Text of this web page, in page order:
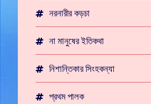
নরনারীর কড়চা
না মানুষের ইতিকথা
নিশান্তিকার সিংহকন্যা
প্রথম পালক